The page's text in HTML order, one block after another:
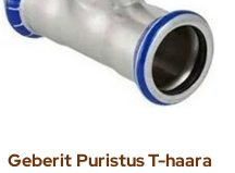
Geberit Puristus T-haara